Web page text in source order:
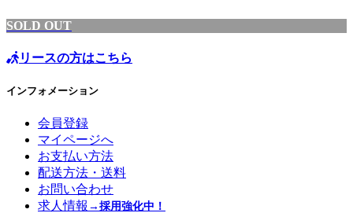
SOLD OUT
リースの方はこちら
インフォメーション
会員登録
マイページへ
お支払い方法
配送方法・送料
お問い合わせ
求人情報 →採用強化中！